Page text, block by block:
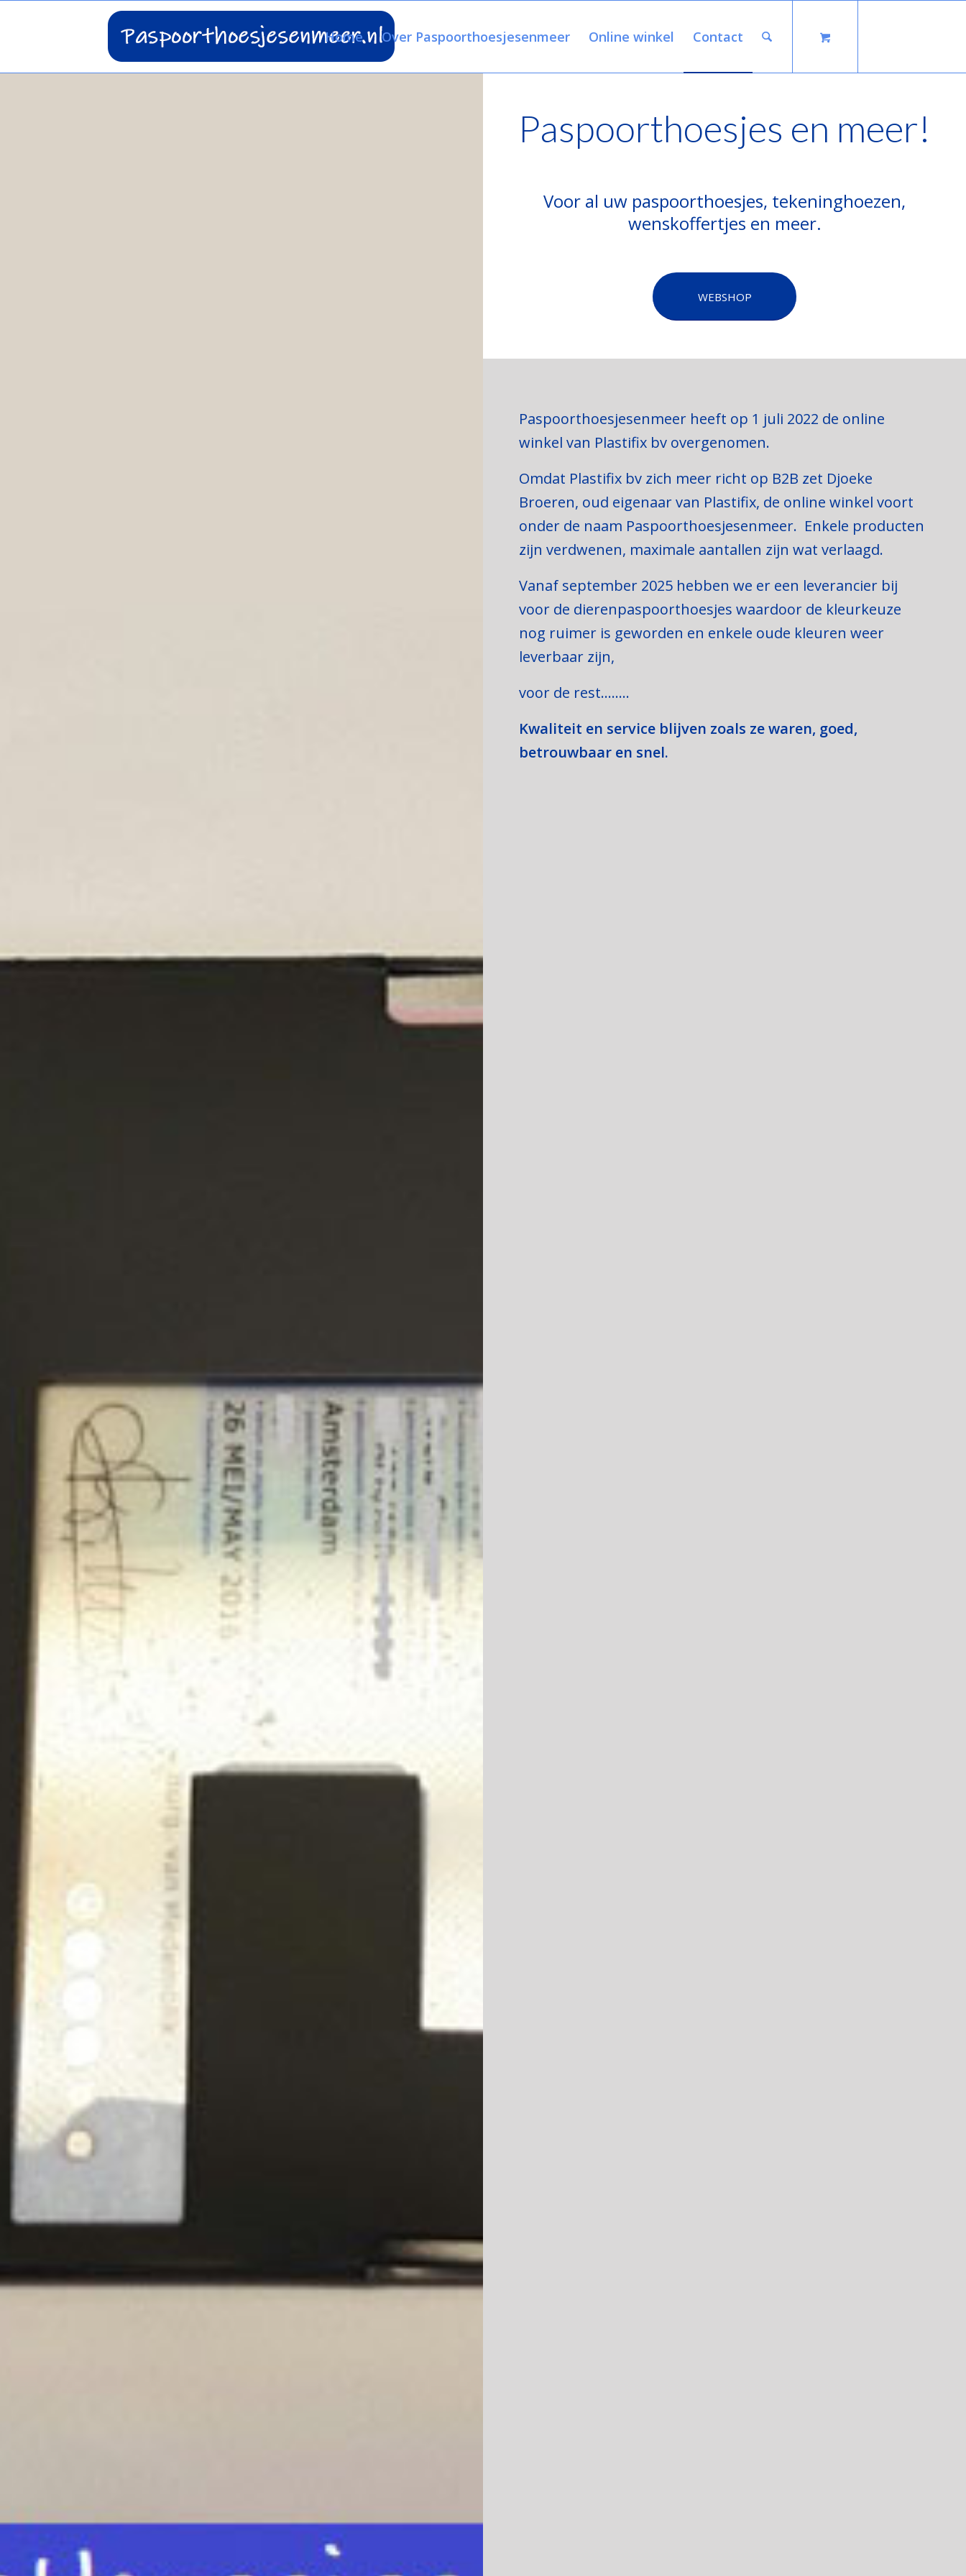
Home Over Paspoorthoesjesenmeer Online winkel Contact
Paspoorthoesjes en meer!
Voor al uw paspoorthoesjes, tekeninghoezen,
wenskoffertjes en meer.
WEBSHOP
Paspoorthoesjesenmeer heeft op 1 juli 2022 de online
winkel van Plastifix bv overgenomen.
Omdat Plastifix bv zich meer richt op B2B zet Djoeke
Broeren, oud eigenaar van Plastifix, de online winkel voort
onder de naam Paspoorthoesjesenmeer. Enkele producten
zijn verdwenen, maximale aantallen zijn wat verlaagd.
Vanaf september 2025 hebben we er een leverancier bij
voor de dierenpaspoorthoesjes waardoor de kleurkeuze
nog ruimer is geworden en enkele oude kleuren weer
leverbaar zijn,
voor de rest……..
Kwaliteit en service blijven zoals ze waren, goed,
betrouwbaar en snel.